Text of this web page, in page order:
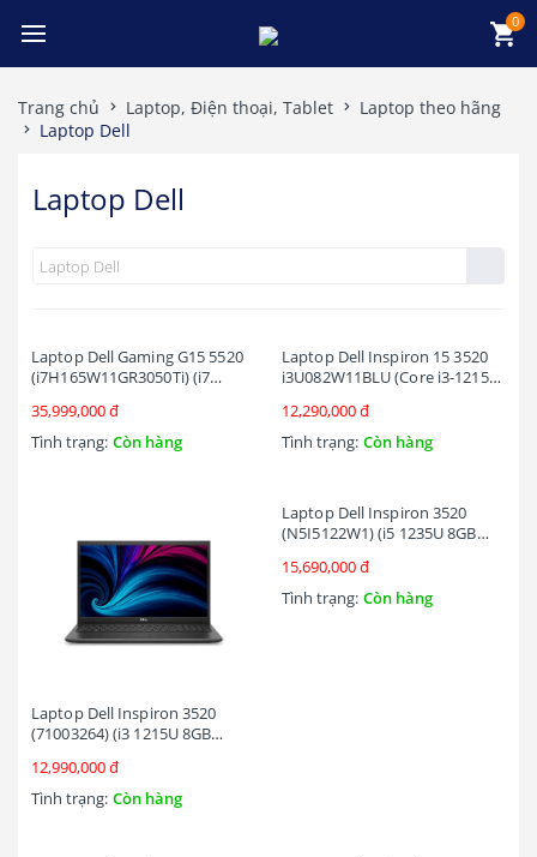
Trang chủ Laptop, Điện thoại, Tablet
Laptop theo hãng
Laptop Dell
Laptop Dell
Laptop Dell Gaming G15 5520
(i7H165W11GR3050Ti) (i7
SSD/RTX3050Ti 4G/15.6 inch
FHD
165Hz/Win11/OfficeHS21/Xám
35,999,000 đ
Tình trạng: Còn hàng
Laptop Dell Inspiron 15 3520
i3U082W11BLU (Core i3-1215U
15.6 inch FHD | Win 11 | Office
| Đen)
12,290,000 đ
Tình trạng: Còn hàng
Laptop Dell Inspiron 3520
(71003264) (i3 1215U 8GB
FHD/Win11/OfficeHS21/Đen)
12,990,000 đ
Tình trạng: Còn hàng
Laptop Dell Inspiron 3520
(N5I5122W1) (i5 1235U 8GB
FHD/Win11/OfficeHS21/Đen)
15,690,000 đ
Tình trạng: Còn hàng
0